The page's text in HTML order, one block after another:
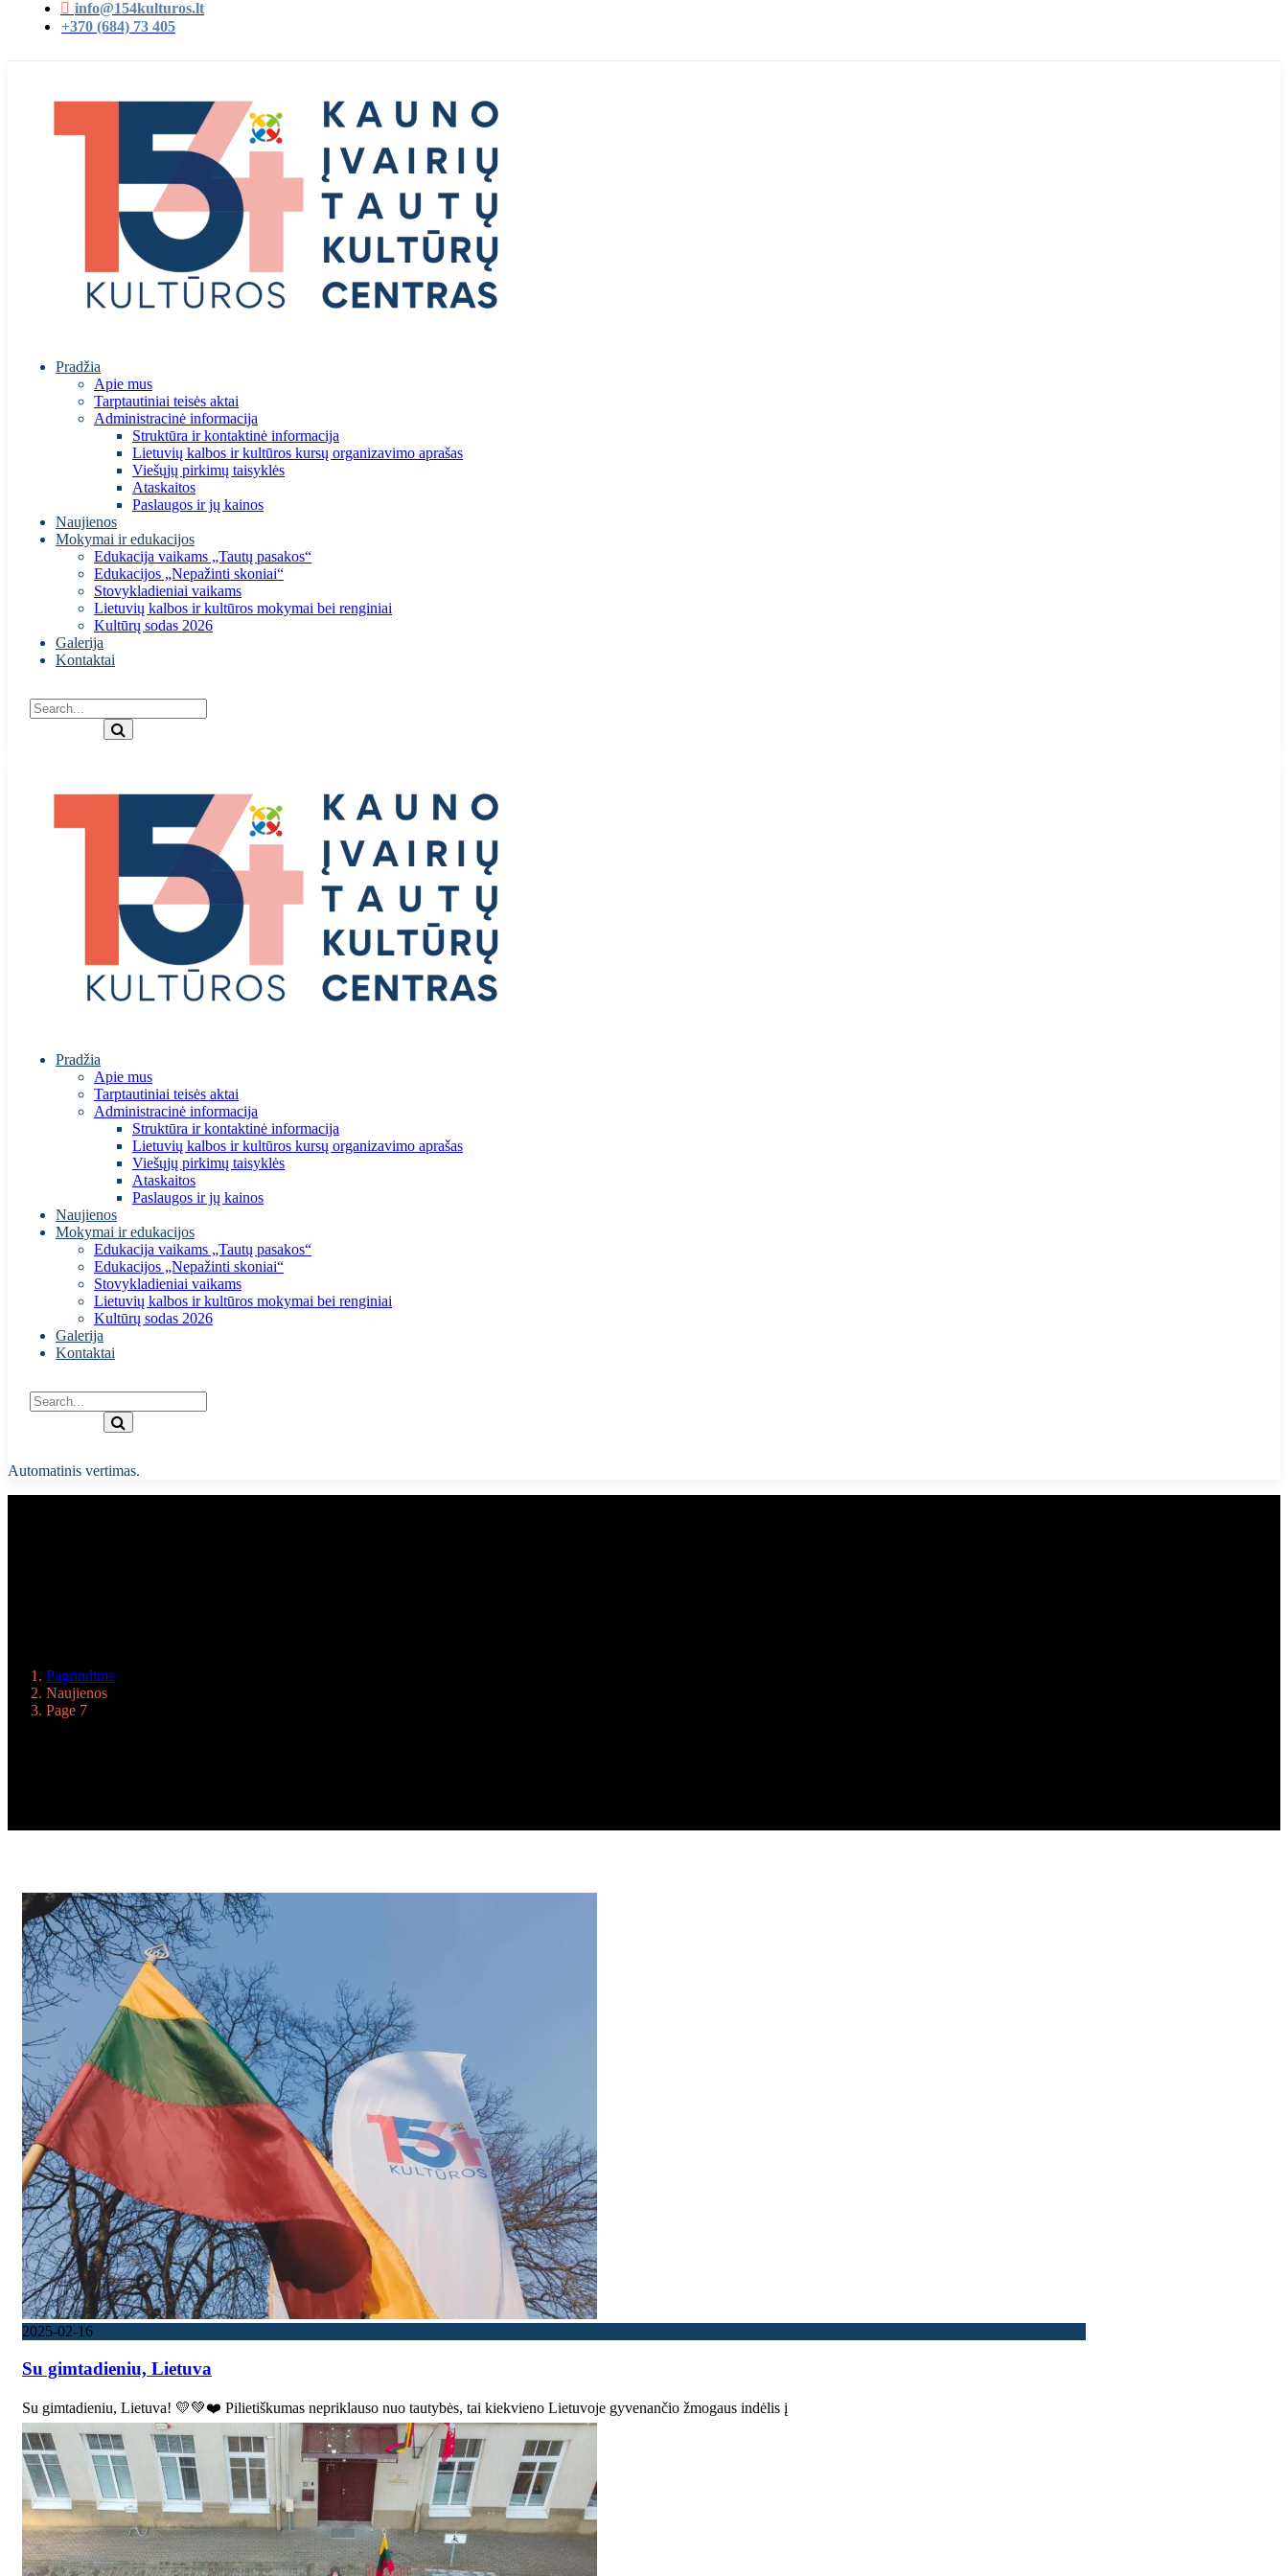
info@154kulturos.lt
+370 (684) 73 405
Pradžia
Apie mus
Tarptautiniai teisės aktai
Administracinė informacija
Struktūra ir kontaktinė informacija
Lietuvių kalbos ir kultūros kursų organizavimo aprašas
Viešųjų pirkimų taisyklės
Ataskaitos
Paslaugos ir jų kainos
Naujienos
Mokymai ir edukacijos
Edukacija vaikams „Tautų pasakos“
Edukacijos „Nepažinti skoniai“
Stovykladieniai vaikams
Lietuvių kalbos ir kultūros mokymai bei renginiai
Kultūrų sodas 2026
Galerija
Kontaktai
Pradžia
Apie mus
Tarptautiniai teisės aktai
Administracinė informacija
Struktūra ir kontaktinė informacija
Lietuvių kalbos ir kultūros kursų organizavimo aprašas
Viešųjų pirkimų taisyklės
Ataskaitos
Paslaugos ir jų kainos
Naujienos
Mokymai ir edukacijos
Edukacija vaikams „Tautų pasakos“
Edukacijos „Nepažinti skoniai“
Stovykladieniai vaikams
Lietuvių kalbos ir kultūros mokymai bei renginiai
Kultūrų sodas 2026
Galerija
Kontaktai
Automatinis vertimas.
Pagrindinis
Naujienos
Page 7
2025-02-16
Su gimtadieniu, Lietuva
Su gimtadieniu, Lietuva! 💛💚❤️ Pilietiškumas nepriklauso nuo tautybės, tai kiekvieno Lietuvoje gyvenančio žmogaus indėlis į